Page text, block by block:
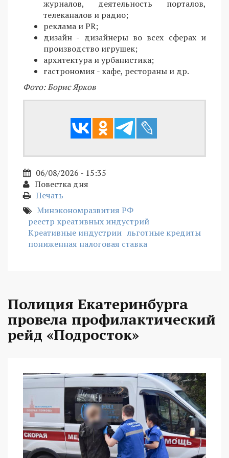
журналов, деятельность порталов,
телеканалов и радио;
реклама и PR;
дизайн - дизайнеры во всех сферах и
производство игрушек;
архитектура и урбанистика;
гастрономия - кафе, рестораны и др.
Фото: Борис Ярков
06/08/2026 - 15:35
Повестка дня
Печать
Минэкономразвития РФ
реестр креативных индустрий
Креативные индустрии льготные кредиты
пониженная налоговая ставка
Полиция Екатеринбурга
провела профилактический
рейд «Подросток»